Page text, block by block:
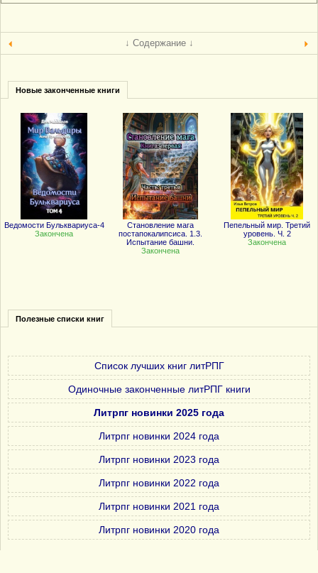
↓ Содержание ↓
Новые законченные книги
Ведомости Бульквариуса-4
Закончена
Становление мага
постапокалипсиса. 1.3.
Испытание башни.
Закончена
Пепельный мир. Третий
уровень. Ч. 2
Закончена
Полезные списки книг
Список лучших книг литРПГ
Одиночные законченные литРПГ книги
Литрпг новинки 2025 года
Литрпг новинки 2024 года
Литрпг новинки 2023 года
Литрпг новинки 2022 года
Литрпг новинки 2021 года
Литрпг новинки 2020 года